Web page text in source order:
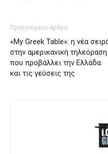
Προηγούμενο άρθρο
«My Greek Table»: η νέα
στην αμερικανική τηλεόραση
που προβάλλει την Ελλάδα
και τις γεύσεις της